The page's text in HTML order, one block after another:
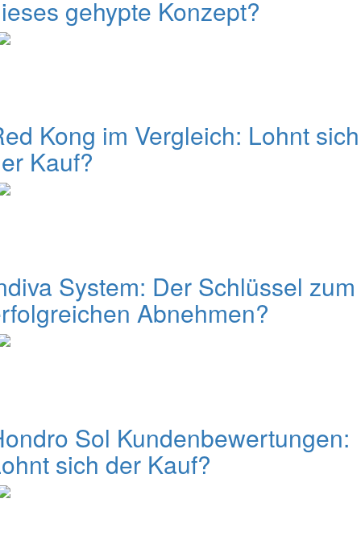
gehypte Konzept?
Kong im Vergleich: Lohnt sich
Kauf?
System: Der Schlüssel zum
Abnehmen?
Sol Kundenbewertungen:
sich der Kauf?